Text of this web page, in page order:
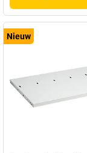
Nieuw